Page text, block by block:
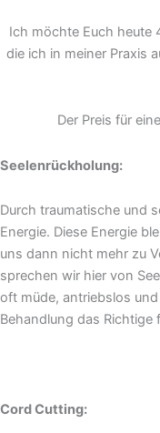
Ich möchte Euch heute
die ich in meiner Praxis
Der Preis für
Seelenrückholung:
Durch traumatische und
Energie. Diese Energie
uns dann nicht mehr zu
sprechen wir hier von
oft müde, antriebslos
Behandlung das Richtige
Cord Cutting: